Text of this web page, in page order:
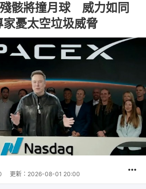
骸將撞月球 威力如同
憂太空垃圾威脅
更新： 2026-08-01 20:00